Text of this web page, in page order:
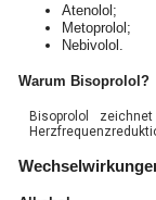
Atenolol;
Metoprolol;
Nebivolol.
Warum Bisoprolol?
Bisoprolol